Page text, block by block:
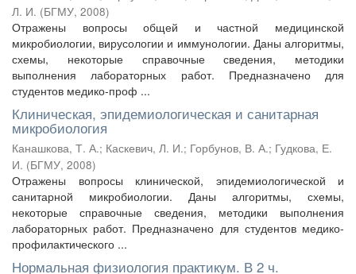
Л. И. (БГМУ, 2008)
Отражены вопросы общей и частной медицинской
микробиологии, вирусологии и иммунологии. Даны алгоритмы,
схемы, некоторые справочные сведения, методики
выполнения лабораторных работ. Предназначено для
студентов медико-проф ...
Клиническая, эпидемиологическая и санитарная
микробиология
Канашкова, Т. А.; Каскевич, Л. И.; Горбунов, В. А.; Гудкова, Е.
И. (БГМУ, 2008)
Отражены вопросы клинической, эпидемиологической и
санитарной микробиологии. Даны алгоритмы, схемы,
некоторые справочные сведения, методики выполнения
лабораторных работ. Предназначено для студентов медико-
профилактического ...
Нормальная физиология практикум. В 2 ч.